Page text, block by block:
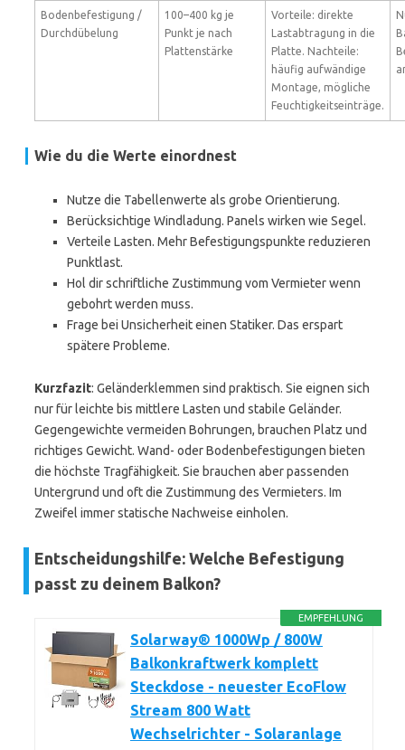
Bodenbefestigung /
Durchdübelung
100–400 kg je
Punkt je nach
Plattenstärke
Vorteile: direkte
Lastabtragung in die
Platte. Nachteile:
häufig aufwändige
Montage, mögliche
Feuchtigkeitseinträge.
Wie du die Werte einordnest
Nutze die Tabellenwerte als grobe Orientierung.
Berücksichtige Windladung. Panels wirken wie Segel.
Verteile Lasten. Mehr Befestigungspunkte reduzieren
Punktlast.
Hol dir schriftliche Zustimmung vom Vermieter wenn
gebohrt werden muss.
Frage bei Unsicherheit einen Statiker. Das erspart
spätere Probleme.
Kurzfazit: Geländerklemmen sind praktisch. Sie eignen sich
nur für leichte bis mittlere Lasten und stabile Geländer.
Gegengewichte vermeiden Bohrungen, brauchen Platz und
richtiges Gewicht. Wand- oder Bodenbefestigungen bieten
die höchste Tragfähigkeit. Sie brauchen aber passenden
Untergrund und oft die Zustimmung des Vermieters. Im
Zweifel immer statische Nachweise einholen.
Entscheidungshilfe: Welche Befestigung
passt zu deinem Balkon?
EMPFEHLUNG
Solarway® 1000Wp / 800W
Balkonkraftwerk komplett
Steckdose - neuester EcoFlow
Stream 800 Watt
Wechselrichter - Solaranlage